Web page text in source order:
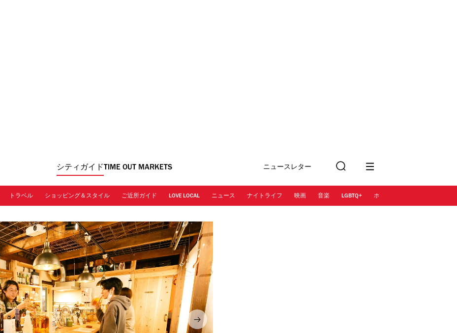
シティガイド TIME OUT MARKETS ニュースレター
に登録
索
トラベル ショッピング＆スタイル ご近所ガイド LOVE LOCAL ニュース ナイトライフ 映画 音楽 LGBTQ+ ホテル